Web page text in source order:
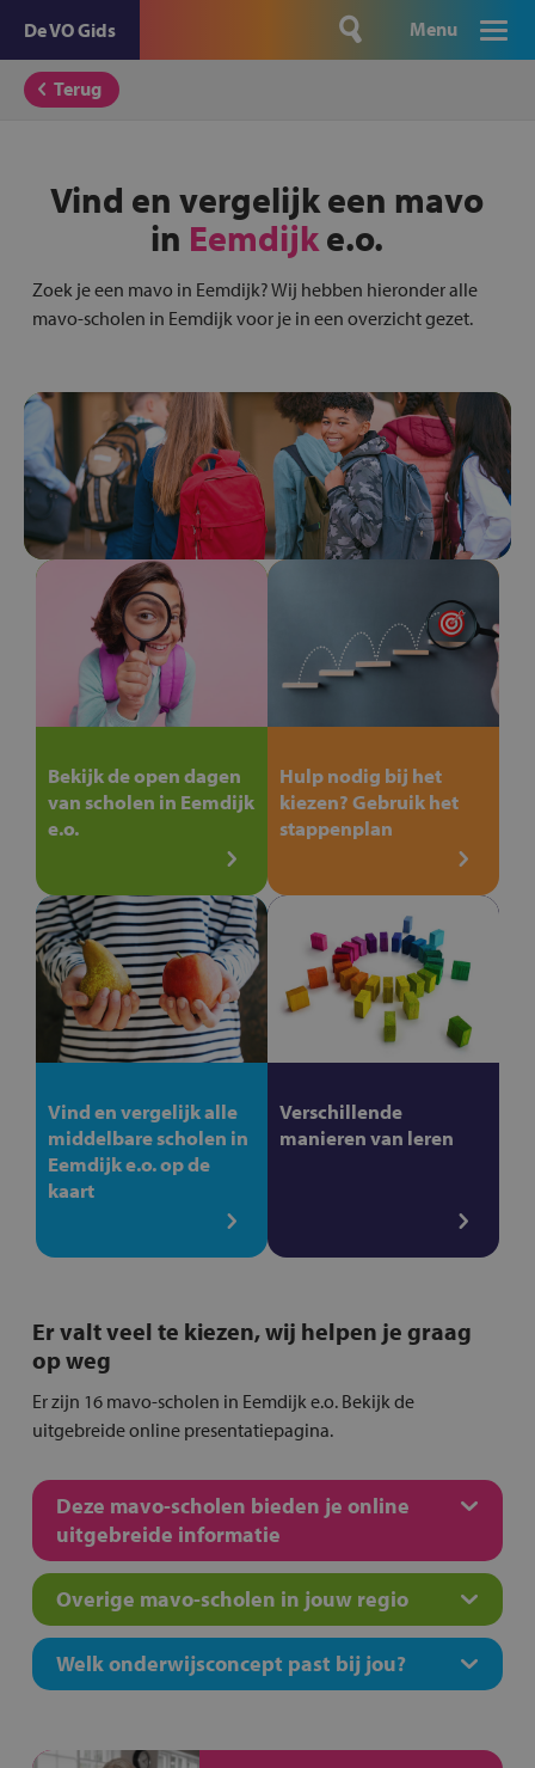
De VO Gids Menu
Terug
Vind en vergelijk een mavo
in Eemdijke.o.
Zoek je een mavo in Eemdijk? Wij hebben hieronder alle
mavo-scholen in Eemdijk voor je in een overzicht gezet.
Bekijk de open dagen
van scholen in Eemdijk
e.o.
Hulp nodig bij het
kiezen? Gebruik het
stappenplan
Vind en vergelijk alle
middelbare scholen in
Eemdijk e.o. op de
kaart
Verschillende
manieren van leren
Er valt veel te kiezen, wij helpen je graag
op weg
Er zijn 16 mavo-scholen in Eemdijk e.o. Bekijk de
uitgebreide online presentatiepagina.
Deze mavo-scholen bieden je online
uitgebreide informatie
Overige mavo-scholen in jouw regio
Welk onderwijsconcept past bij jou?